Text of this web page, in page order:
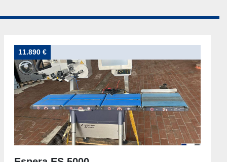
11.890 €